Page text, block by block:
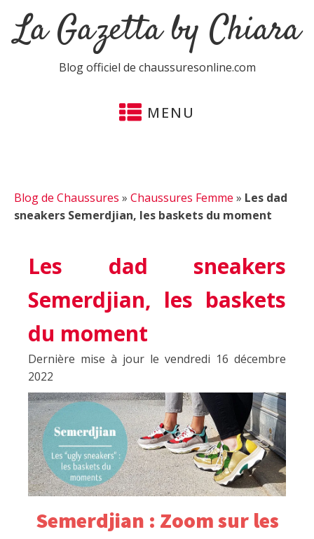
La Gazetta by Chiara
Blog officiel de chaussuresonline.com
MENU
Blog de Chaussures » Chaussures Femme » Les dad
sneakers Semerdjian, les baskets du moment
Les dad sneakers
Semerdjian, les baskets
du moment
Dernière mise à jour le vendredi 16 décembre
2022
Semerdjian : Zoom sur les